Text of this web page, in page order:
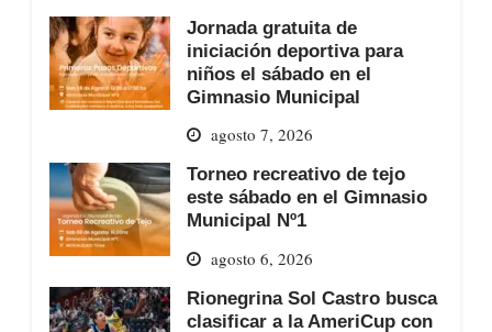
Jornada gratuita de
iniciación deportiva para
niños el sábado en el
Gimnasio Municipal
agosto 7, 2026
Torneo recreativo de tejo
este sábado en el Gimnasio
Municipal Nº1
agosto 6, 2026
Rionegrina Sol Castro busca
clasificar a la AmeriCup con